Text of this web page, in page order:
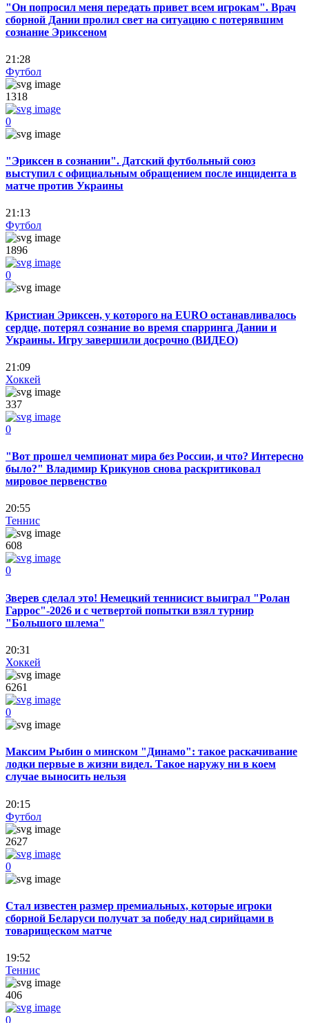
"Он попросил меня передать привет всем игрокам". Врач
сборной Дании пролил свет на ситуацию с потерявшим
сознание Эриксеном
21:28
Футбол
1318
0
"Эриксен в сознании". Датский футбольный союз
выступил с официальным обращением после инцидента в
матче против Украины
21:13
Футбол
1896
0
Кристиан Эриксен, у которого на EURO останавливалось
сердце, потерял сознание во время спарринга Дании и
Украины. Игру завершили досрочно (ВИДЕО)
21:09
Хоккей
337
0
"Вот прошел чемпионат мира без России, и что? Интересно
было?" Владимир Крикунов снова раскритиковал
мировое первенство
20:55
Теннис
608
0
Зверев сделал это! Немецкий теннисист выиграл "Ролан
Гаррос"-2026 и с четвертой попытки взял турнир
"Большого шлема"
20:31
Хоккей
6261
0
Максим Рыбин о минском "Динамо": такое раскачивание
лодки первые в жизни видел. Такое наружу ни в коем
случае выносить нельзя
20:15
Футбол
2627
0
Стал известен размер премиальных, которые игроки
сборной Беларуси получат за победу над сирийцами в
товарищеском матче
19:52
Теннис
406
0